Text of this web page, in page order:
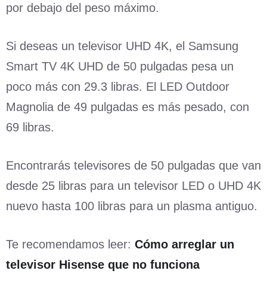
por debajo del peso máximo.
Si deseas un televisor UHD 4K, el Samsung
Smart TV 4K UHD de 50 pulgadas pesa un
poco más con 29.3 libras. El LED Outdoor
Magnolia de 49 pulgadas es más pesado, con
69 libras.
Encontrarás televisores de 50 pulgadas que van
desde 25 libras para un televisor LED o UHD 4K
nuevo hasta 100 libras para un plasma antiguo.
Te recomendamos leer: Cómo arreglar un
televisor Hisense que no funciona